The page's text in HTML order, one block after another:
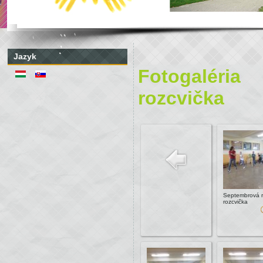
Jazyk
rozcvička
Septembrová
rozcvička